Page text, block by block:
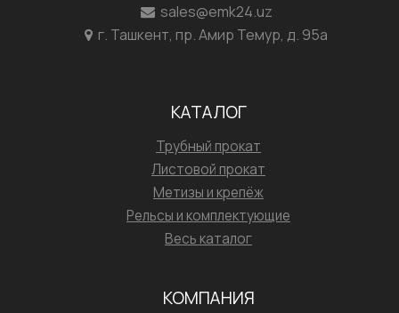
sales@emk24.uz
г. Ташкент, пр. Амир Темур, д. 95а
КАТАЛОГ
Трубный прокат
Листовой прокат
Метизы и крепёж
Рельсы и комплектующие
Весь каталог
КОМПАНИЯ